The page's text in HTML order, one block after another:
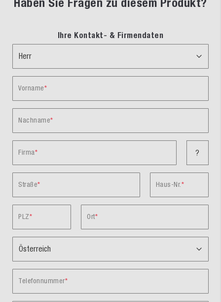
Haben Sie Fragen zu diesem Produkt?
Ihre Kontakt- & Firmendaten
Vorname
Nachname
Firma ?
Straße Haus-Nr.
PLZ Ort
Telefonnummer